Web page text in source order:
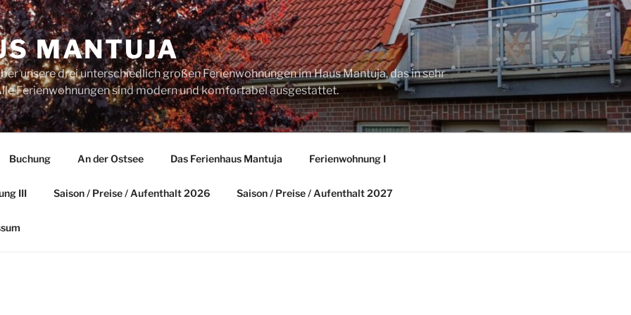
MANTUJA
unsere drei unterschiedlich großen Ferienwohnungen im Haus Mantuja, das in sehr
Ferienwohnungen sind modern und komfortabel ausgestattet.
Buchung An der Ostsee Das Ferienhaus Mantuja Ferienwohnung I
III Saison / Preise / Aufenthalt 2026 Saison / Preise / Aufenthalt 2027